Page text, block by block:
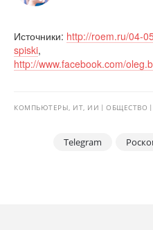
Источники: http://roem.ru/04-
spiski,
http://www.facebook.com/
КОМПЬЮТЕРЫ, ИТ, ИИ ОБЩЕСТВО
Telegram